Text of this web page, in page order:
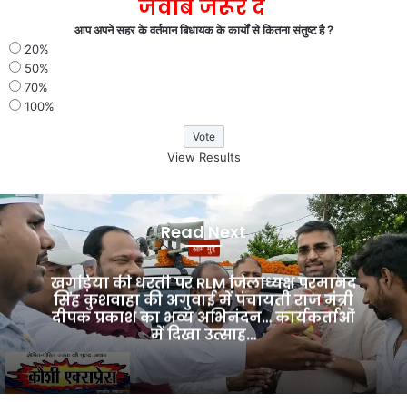
जवाब जरूर दे
आप अपने सहर के वर्तमान बिधायक के कार्यों से कितना संतुष्ट है ?
20%
50%
70%
100%
View Results
Read Next
खगड़िया
की
धरती
पर
जिलाध्यक्ष
परमानंद
सिंह
कुशवाहा
की
अगुवाई
आम मुद्दे
खगड़िया की धरती पर RLM जिलाध्यक्ष परमानंद
सिंह कुशवाहा की अगुवाई में पंचायती राज मंत्री
दीपक प्रकाश का भव्य अभिनंदन… कार्यकर्ताओं
में दिखा उत्साह…